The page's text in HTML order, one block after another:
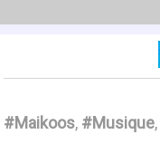
#Maikoos, #Musique,